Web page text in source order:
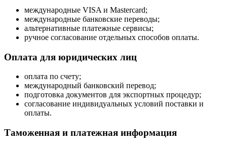
международные VISA и Mastercard;
международные банковские переводы;
альтернативные платежные сервисы;
ручное согласование отдельных способов оплаты.
Оплата для юридических лиц
оплата по счету;
международный банковский перевод;
подготовка документов для экспортных процедур;
согласование индивидуальных условий поставки и
оплаты.
Таможенная и платежная информация